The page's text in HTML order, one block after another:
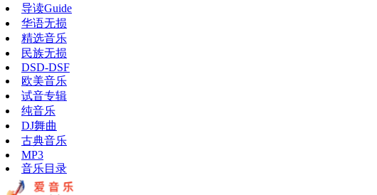
导读Guide
华语无损
精选音乐
民族无损
DSD-DSF
欧美音乐
试音专辑
纯音乐
DJ舞曲
古典音乐
MP3
音乐目录